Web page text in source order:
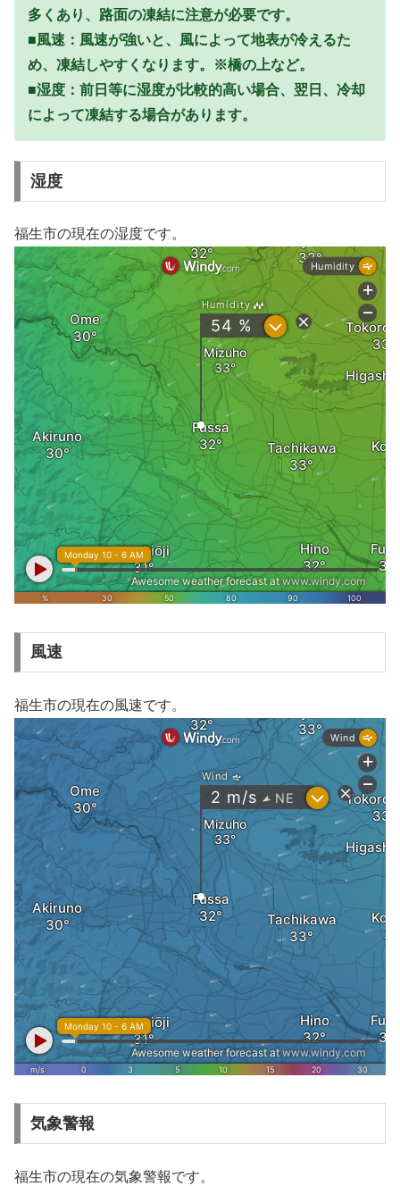
多くあり、路面の凍結に注意が必要です。
■風速：風速が強いと、風によって地表が冷えるた
め、凍結しやすくなります。※橋の上など。
■湿度：前日等に湿度が比較的高い場合、翌日、冷却
によって凍結する場合があります。
湿度
福生市の現在の湿度です。
風速
福生市の現在の風速です。
気象警報
福生市の現在の気象警報です。